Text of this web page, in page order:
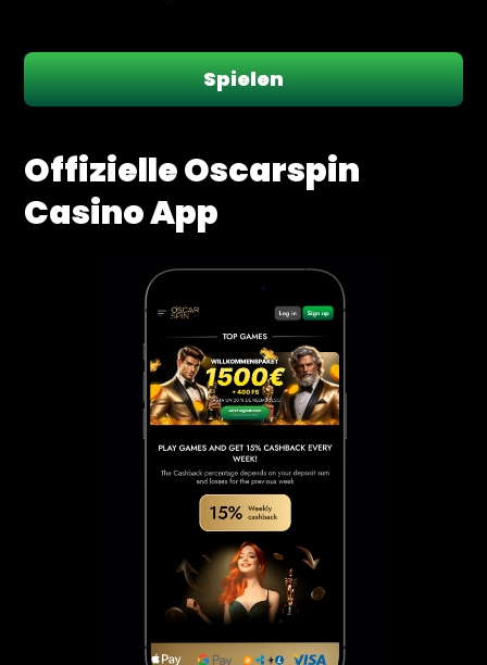
Spielen
Offizielle Oscarspin
Casino App